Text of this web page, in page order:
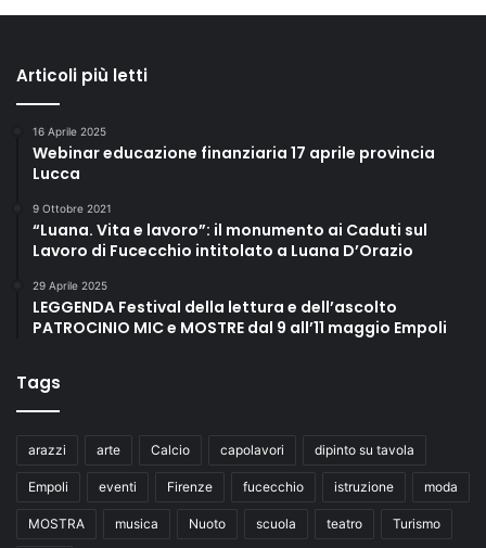
Articoli più letti
16 Aprile 2025
Webinar educazione finanziaria 17 aprile provincia
Lucca
9 Ottobre 2021
“Luana. Vita e lavoro”: il monumento ai Caduti sul
Lavoro di Fucecchio intitolato a Luana D’Orazio
29 Aprile 2025
LEGGENDA Festival della lettura e dell’ascolto
PATROCINIO MIC e MOSTRE dal 9 all’11 maggio Empoli
Tags
arazzi arte Calcio capolavori dipinto su tavola
Empoli eventi Firenze fucecchio istruzione moda
MOSTRA musica Nuoto scuola teatro Turismo